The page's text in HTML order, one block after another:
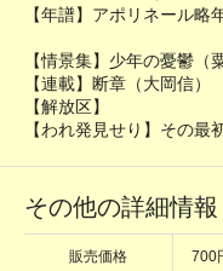
【年譜】アポリネール略
【情景集】少年の憂鬱（
【連載】断章（大岡信）
【解放区】
【われ発見せり】その最
その他の詳細情報
販売価格 700